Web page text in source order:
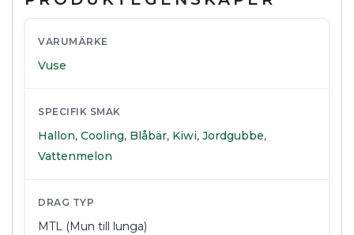
VARUMÄRKE
Vuse
SPECIFIK SMAK
Hallon, Cooling, Blåbär, Kiwi, Jordgubbe,
Vattenmelon
DRAG TYP
MTL (Mun till lunga)